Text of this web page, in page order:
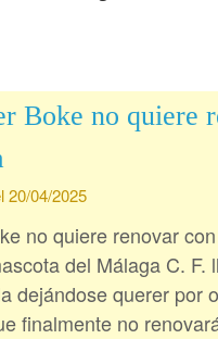
Boke no quiere
20/04/2025
no quiere renovar
del Málaga C. F.
dejándose querer por
finalmente no